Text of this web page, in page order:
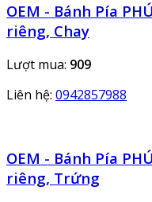
OEM - Bánh Pía
riêng, Chay
Lượt mua: 909
Liên hệ: 0942857988
OEM - Bánh Pía
riêng, Trứng